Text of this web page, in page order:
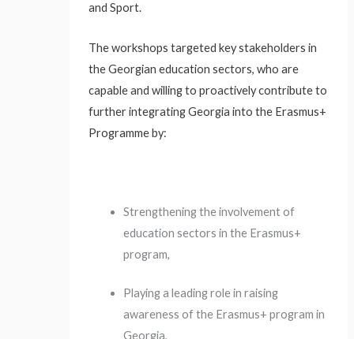
and Sport.
The workshops targeted key stakeholders in
the Georgian education sectors, who are
capable and willing to proactively contribute to
further integrating Georgia into the Erasmus+
Programme by:
Strengthening the involvement of
education sectors in the Erasmus+
program,
Playing a leading role in raising
awareness of the Erasmus+ program in
Georgia,